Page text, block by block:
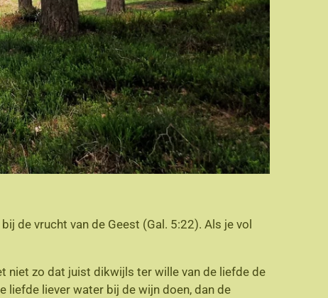
de vrucht van de Geest (Gal. 5:22). Als je vol
niet zo dat juist dikwijls ter wille van de liefde de
liefde liever water bij de wijn doen, dan de